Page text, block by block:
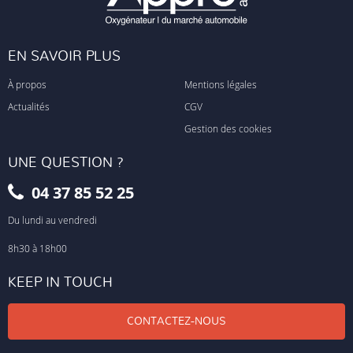
EN SAVOIR PLUS
À propos
Actualités
Mentions légales
CGV
Gestion des cookies
UNE QUESTION ?
04 37 85 52 25
Du lundi au vendredi
8h30 à 18h00
KEEP IN TOUCH
CONTACTEZ-NOUS